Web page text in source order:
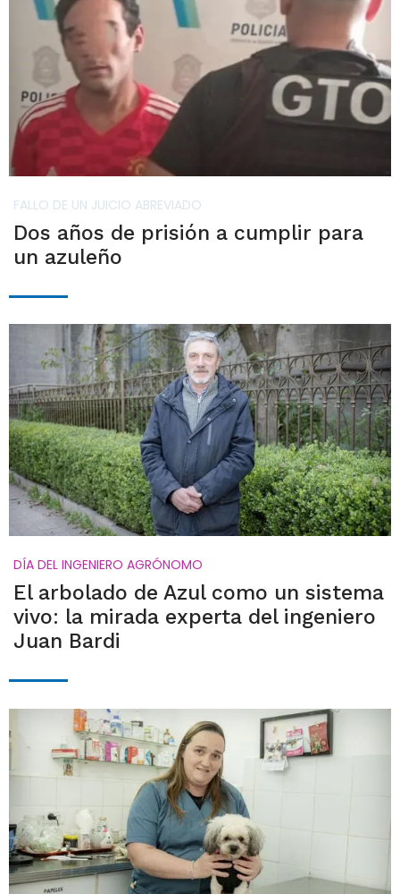
FALLO DE UN JUICIO ABREVIADO
Dos años de prisión a cumplir para
un azuleño
DÍA DEL INGENIERO AGRÓNOMO
El arbolado de Azul como un sistema
vivo: la mirada experta del ingeniero
Juan Bardi